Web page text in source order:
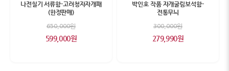
나전칠기 서류함-고려청자자개패
(한정판매)
650,000원
599,000원
박인호 작품 자개굴림보석함-
전통무늬
300,000원
279,990원